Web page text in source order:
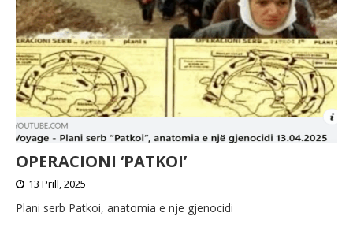
e
:
OPERACIONI ‘PATKOI’
13 Prill, 2025
Plani serb Patkoi, anatomia e nje gjenocidi